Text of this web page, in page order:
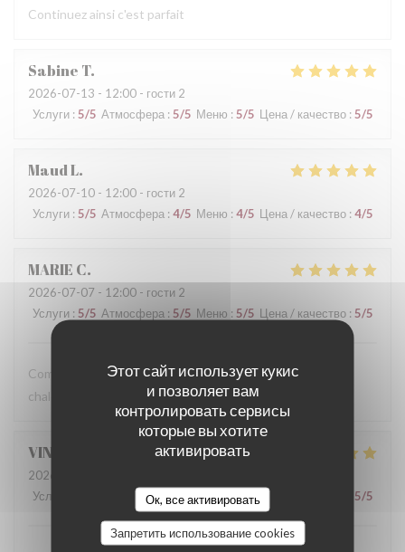
Этот сайт использует кукис
и позволяет вам
контролировать сервисы
которые вы хотите
активировать
Ок, все активировать
Запретить использование cookies
Continuez ainsi c'est parfait
Sabine T
2026-07-13 - 12:00 - гости 2
Услуги : 5/5 Атмосфера : 5/5 Меню :5/5 Цена / качество : 5/5
MaudL
2026-07-10 - 12:00 - гости 2
Услуги : 5/5 Атмосфера : 4/5 Меню : 4/5 Цена / качество : 4/5
MARIE C
2026-07-07 - 12:00 - гости 2
Услуги : 5/5 Атмосфера : 5/5 Меню : 5/5 Цена / качество : 5/5
Comme toujours, une cuisine délicieuse et un accueil très
chaleureux !
VINCENT
2026-07-07
Услуги
Атмосфера :5/5 Меню:5/5 5/5